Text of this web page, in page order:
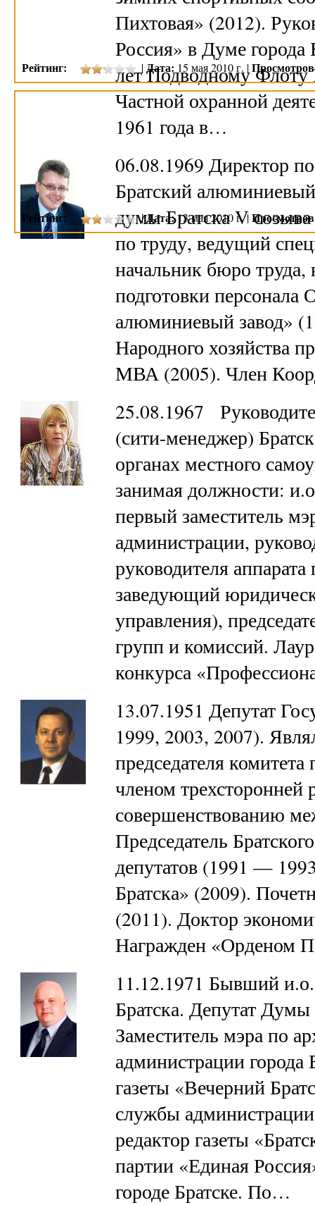
Пихтовая» (2012).
Россия» в Думе
лет Подводному
Частной охранной
1961 года в…
06.08.1969 Директор
Братский
думы Братска V
по труду, ведущий
начальник бюро труда,
подготовки
алюминиевый завод»
Народного хозяйства
МВА (2005). Член
25.08.1967
(сити-менеджер)
органах местного
занимая должности:
первый заместитель
администрации,
руководителя
заведующий
управления),
групп и комиссий.
конкурса
13.07.1951 Депутат
1999, 2003, 2007).
председателя
членом трехсторонней
совершенствованию
Председатель
депутатов (1991 —
Братска» (2009).
(2011). Доктор
Награжден «Орденом
11.12.1971 Бывший
Братска. Депутат
Заместитель мэра по
администрации города
газеты «Вечерний
службы
редактор газеты
партии «Единая
городе Братске. По…
Рейтинг: |Дата: 15 мая 2010 г. |
Рейтинг: |Дата:13 мая 2010 г. |